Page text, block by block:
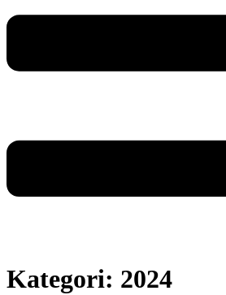
Kategori: 2024